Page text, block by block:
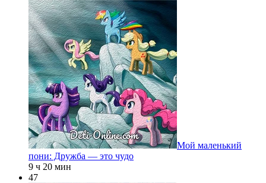
Мой маленький
пони: Дружба — это чудо
9 ч 20 мин
47